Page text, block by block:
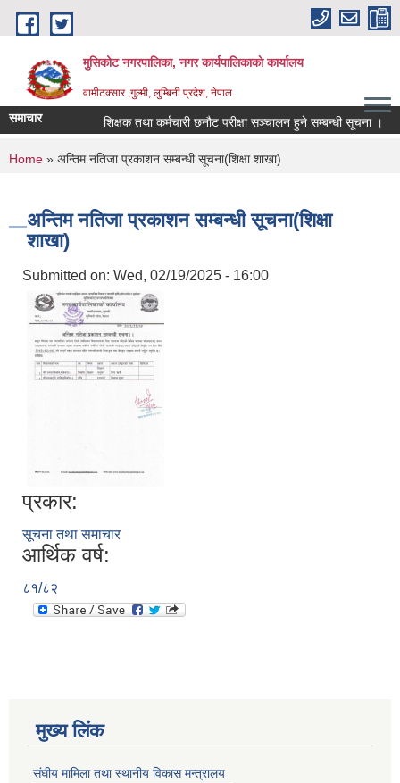
Skip to main content
मुसिकोट नगरपालिका, नगर कार्यपालिकाकाे कार्यालय
वामीटक्सार ,गुल्मी, लुम्बिनी प्रदेश, नेपाल
समाचार शिक्षक तथा कर्मचारी छनौट परीक्षा सञ्चालन हुने सम्बन्धी सूचना ।
You are here
Home » अन्तिम नतिजा प्रकाशन सम्बन्धी सूचना(शिक्षा शाखा)
अन्तिम नतिजा प्रकाशन सम्बन्धी सूचना(शिक्षा
शाखा)
Submitted on: Wed, 02/19/2025 - 16:00
प्रकार:
सूचना तथा समाचार
आर्थिक वर्ष:
८१/८२
मुख्य लिंक
संघीय मामिला तथा स्थानीय विकास मन्त्रालय